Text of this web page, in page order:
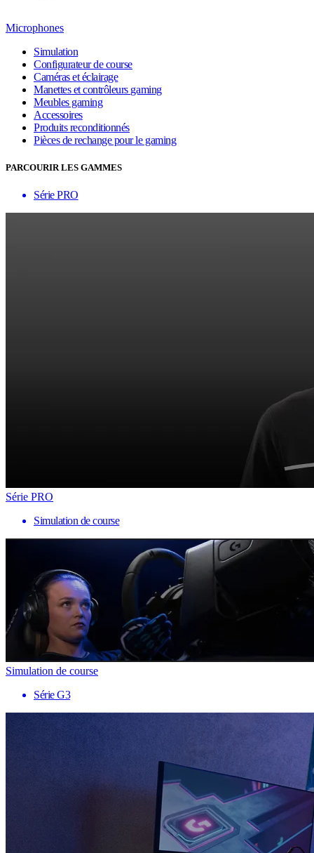
Microphones
Simulation
Configurateur de course
Caméras et éclairage
Manettes et contrôleurs gaming
Meubles gaming
Accessoires
Produits reconditionnés
Pièces de rechange pour le gaming
PARCOURIR LES GAMMES
Série PRO
Série PRO
Simulation de course
Simulation de course
Série G3